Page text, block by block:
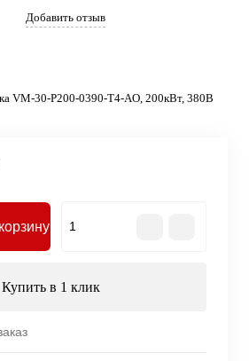
Добавить отзыв
VM-30-P200-0390-T4-AO, 200кВт, 380В
Купить в 1 клик